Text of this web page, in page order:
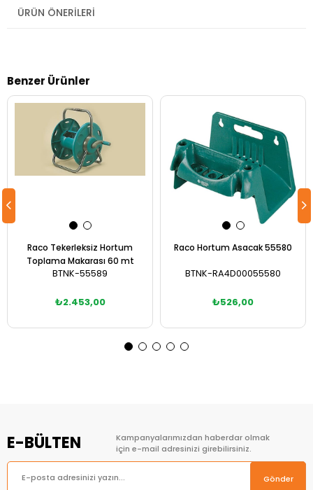
ÜRÜN ÖNERILERI
Benzer Ürünler
Raco Tekerleksiz Hortum
Toplama Makarası 60 mt
BTNK-55589
₺2.453,00
Raco Hortum Asacak 55580
BTNK-RA4D00055580
₺526,00
E-BÜLTEN
Kampanyalarımızdan haberdar olmak
için e-mail adresinizi girebilirsiniz.
Gönder